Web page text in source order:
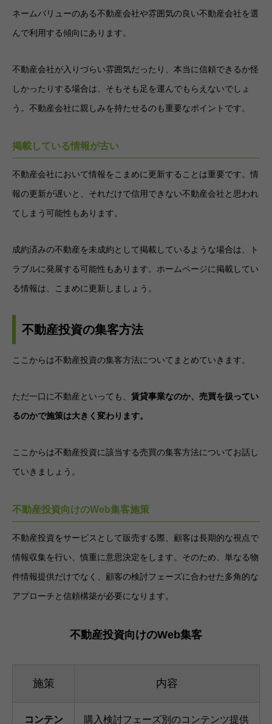
ネームバリューのある不動産会社や雰囲気の良い不動産会社を選
んで利用する傾向にあります。
不動産会社が入りづらい雰囲気だったり、本当に信頼できるか怪
しかったりする場合は、そもそも足を運んでもらえないでしょ
う。不動産会社に親しみを持たせるのも重要なポイントです。
掲載している情報が古い
不動産会社において情報をこまめに更新することは重要です。情
報の更新が遅いと、それだけで信用できない不動産会社と思われ
てしまう可能性もあります。
成約済みの不動産を未成約として掲載しているような場合は、ト
ラブルに発展する可能性もあります。ホームページに掲載してい
る情報は、こまめに更新しましょう。
不動産投資の集客方法
ここからは不動産投資の集客方法についてまとめていきます。
ただ一口に不動産といっても、 賃貸事業なのか、売買を扱ってい
るのかで施策は大きく変わります。
ここからは不動産投資に該当する売買の集客方法についてお話し
ていきましょう。
不動産投資向けのWeb集客施策
不動産投資をサービスとして販売する際、顧客は長期的な視点で
情報収集を行い、慎重に意思決定をします。そのため、単なる物
件情報提供だけでなく、顧客の検討フェーズに合わせた多角的な
アプローチと信頼構築が必要になります。
不動産投資向けのWeb集客
施策 内容
コンテン 購入検討フェーズ別のコンテンツ提供